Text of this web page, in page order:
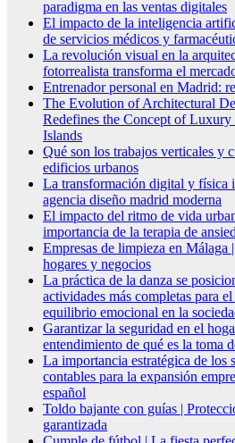
paradigma en las ventas digitales
El impacto de la inteligencia
de servicios médicos y
La revolución visual en la
fotorrealista transforma el
Entrenador personal en Madrid:
The Evolution of Architectural
Redefines the Concept of
Islands
Qué son los trabajos verticales y
edificios urbanos
La transformación digital y física
agencia diseño madrid moderna
El impacto del ritmo de vida
importancia de la terapia de
Empresas de limpieza en Málaga
hogares y negocios
La práctica de la danza se
actividades más completas para
equilibrio emocional en la
Garantizar la seguridad en el
entendimiento de qué es la toma
La importancia estratégica de los
contables para la expansión
español
Toldo bajante con guías |
garantizada